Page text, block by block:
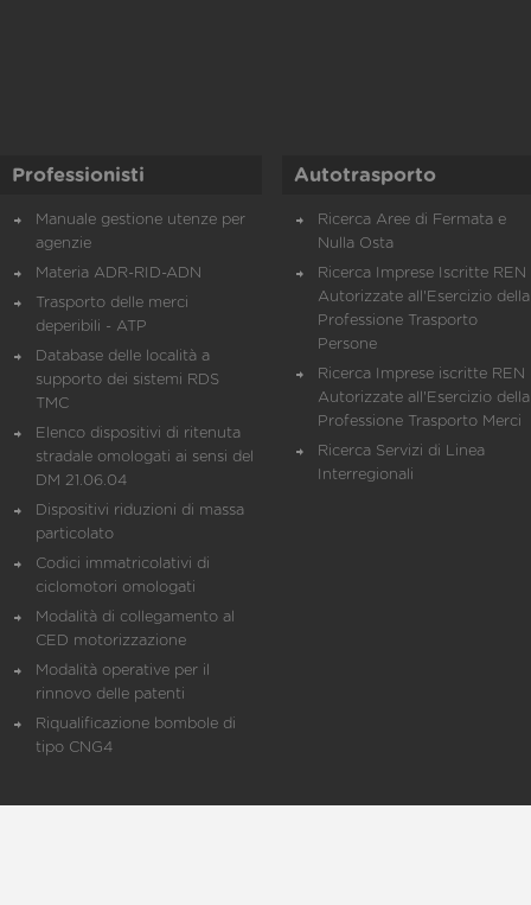
Professionisti
Manuale gestione utenze per
agenzie
Materia ADR-RID-ADN
Trasporto delle merci
deperibili - ATP
Database delle località a
supporto dei sistemi RDS
TMC
Elenco dispositivi di ritenuta
stradale omologati ai sensi del
DM 21.06.04
Dispositivi riduzioni di massa
particolato
Codici immatricolativi di
ciclomotori omologati
Modalità di collegamento al
CED motorizzazione
Modalità operative per il
rinnovo delle patenti
Riqualificazione bombole di
tipo CNG4
Autotrasporto
Ricerca Aree di Fermata e
Nulla Osta
Ricerca Imprese Iscritte REN
Autorizzate all'Esercizio della
Professione Trasporto
Persone
Ricerca Imprese iscritte REN
Autorizzate all'Esercizio della
Professione Trasporto Merci
Ricerca Servizi di Linea
Interregionali